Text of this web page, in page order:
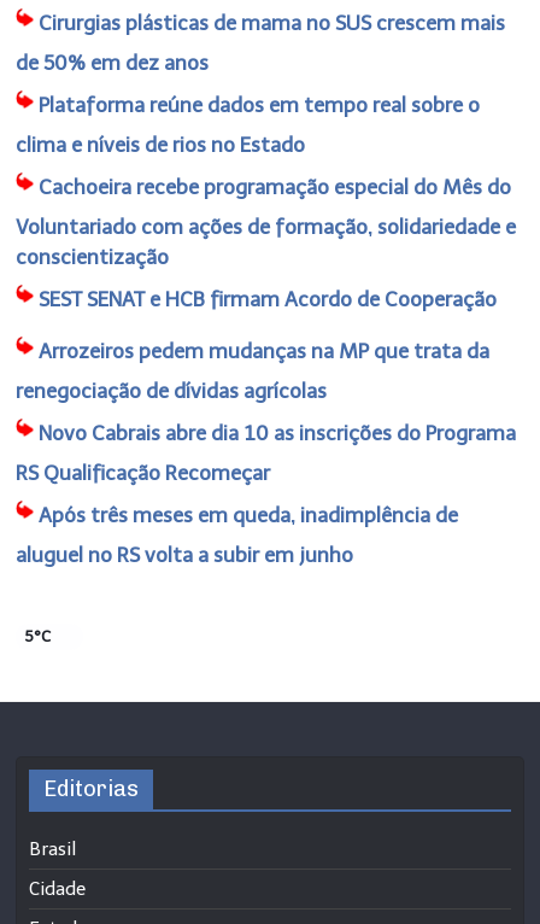
Cirurgias plásticas de mama no SUS crescem mais
de 50% em dez anos
Plataforma reúne dados em tempo real sobre o
clima e níveis de rios no Estado
Cachoeira recebe programação especial do Mês do
Voluntariado com ações de formação, solidariedade e
conscientização
SEST SENAT e HCB firmam Acordo de Cooperação
Arrozeiros pedem mudanças na MP que trata da
renegociação de dívidas agrícolas
Novo Cabrais abre dia 10 as inscrições do Programa
RS Qualificação Recomeçar
Após três meses em queda, inadimplência de
aluguel no RS volta a subir em junho
5°C
Editorias
Brasil
Cidade